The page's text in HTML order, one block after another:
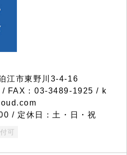
江市東野川3-4-16
FAX：03-3489-1925 / k
/ 定休日：土・日・祝
可